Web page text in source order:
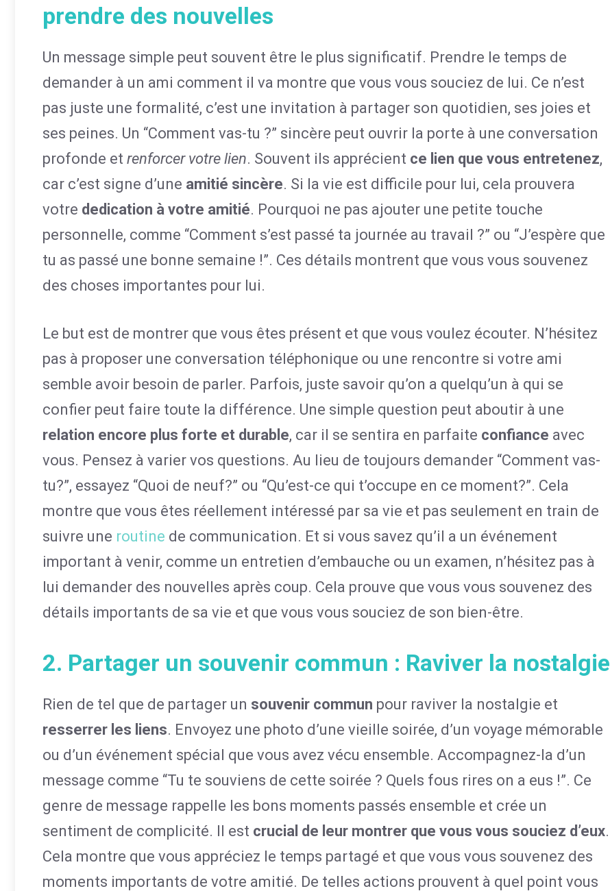
prendre des nouvelles
Un message simple peut souvent être le plus significatif. Prendre le temps de
demander à un ami comment il va montre que vous vous souciez de lui. Ce n’est
pas juste une formalité, c’est une invitation à partager son quotidien, ses joies et
ses peines. Un “Comment vas-tu ?” sincère peut ouvrir la porte à une conversation
profonde et renforcer votre lien. Souvent ils apprécient ce lien que vous entretenez,
car c’est signe d’une amitié sincère. Si la vie est difficile pour lui, cela prouvera
votre dedication à votre amitié. Pourquoi ne pas ajouter une petite touche
personnelle, comme “Comment s’est passé ta journée au travail ?” ou “J’espère que
tu as passé une bonne semaine !”. Ces détails montrent que vous vous souvenez
des choses importantes pour lui.
Le but est de montrer que vous êtes présent et que vous voulez écouter. N’hésitez
pas à proposer une conversation téléphonique ou une rencontre si votre ami
semble avoir besoin de parler. Parfois, juste savoir qu’on a quelqu’un à qui se
confier peut faire toute la différence. Une simple question peut aboutir à une
relation encore plus forte et durable, car il se sentira en parfaite confiance avec
vous. Pensez à varier vos questions. Au lieu de toujours demander “Comment vas-
tu?”, essayez “Quoi de neuf?” ou “Qu’est-ce qui t’occupe en ce moment?”. Cela
montre que vous êtes réellement intéressé par sa vie et pas seulement en train de
suivre une routine de communication. Et si vous savez qu’il a un événement
important à venir, comme un entretien d’embauche ou un examen, n’hésitez pas à
lui demander des nouvelles après coup. Cela prouve que vous vous souvenez des
détails importants de sa vie et que vous vous souciez de son bien-être.
2. Partager un souvenir commun : Raviver la nostalgie
Rien de tel que de partager un souvenir commun pour raviver la nostalgie et
resserrer les liens. Envoyez une photo d’une vieille soirée, d’un voyage mémorable
ou d’un événement spécial que vous avez vécu ensemble. Accompagnez-la d’un
message comme “Tu te souviens de cette soirée ? Quels fous rires on a eus !”. Ce
genre de message rappelle les bons moments passés ensemble et crée un
sentiment de complicité. Il est crucial de leur montrer que vous vous souciez d’eux.
Cela montre que vous appréciez le temps partagé et que vous vous souvenez des
moments importants de votre amitié. De telles actions prouvent à quel point vous